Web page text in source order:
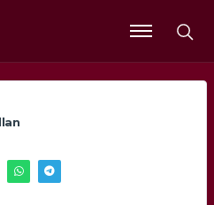
Ouvrir
le